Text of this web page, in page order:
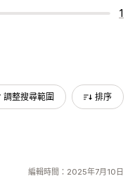
1
調整搜尋範圍 排序
編輯時間：2025年7月10日